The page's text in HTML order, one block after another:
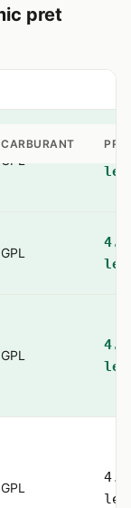
pret
CARBURANT
GPL
GPL
GPL
GPL